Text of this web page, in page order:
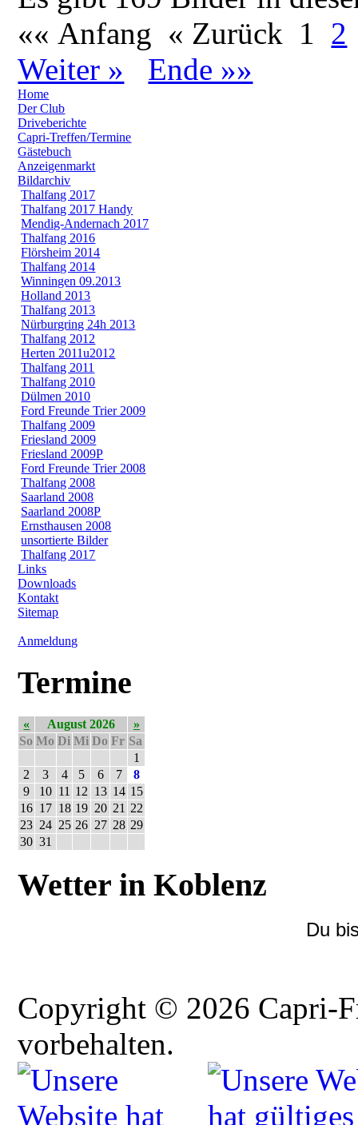
«« Anfang « Zurück 1 2
Weiter »
Ende »»
Home
Der Club
Driveberichte
Capri-Treffen/Termine
Gästebuch
Anzeigenmarkt
Bildarchiv
Thalfang 2017
Thalfang 2017 Handy
Mendig-Andernach 2017
Thalfang 2016
Flörsheim 2014
Thalfang 2014
Winningen 09.2013
Holland 2013
Thalfang 2013
Nürburgring 24h 2013
Thalfang 2012
Herten 2011u2012
Thalfang 2011
Thalfang 2010
Dülmen 2010
Ford Freunde Trier 2009
Thalfang 2009
Friesland 2009
Friesland 2009P
Ford Freunde Trier 2008
Thalfang 2008
Saarland 2008
Saarland 2008P
Ernsthausen 2008
unsortierte Bilder
Thalfang 2017
Links
Downloads
Kontakt
Sitemap
Anmeldung
Termine
« August 2026
»
So Mo Di Mi Do Fr Sa
1
2
3 4 5 6 7
8
9
10 11 12 13 14 15
16 17 18 19 20 21 22
23 24 25 26 27 28 29
30 31
Wetter in Koblenz
Du
Copyright © 2026 Capri-
vorbehalten.